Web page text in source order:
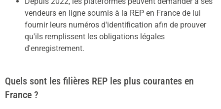
vendeurs en ligne soumis à la REP en France de lui
fournir leurs numéros d'identification afin de prouver
qu'ils remplissent les obligations légales
d'enregistrement.
Quels sont les filières REP les plus courantes en
France ?